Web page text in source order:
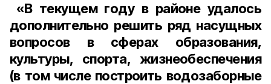
«В текущем году в районе удалось
дополнительно решить ряд насущных
вопросов в сферах образования,
культуры, спорта, жизнеобеспечения
(в том числе построить водозаборные